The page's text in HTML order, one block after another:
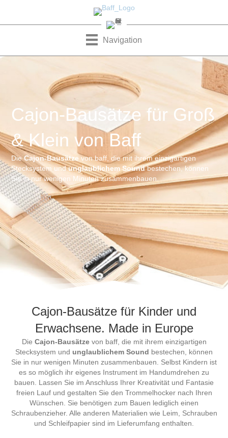
Navigation
Cajon-Bausätze für Groß
& Klein von Baff
DieCajon-Bausätze von baff, die mit ihrem einzigartigen
Stecksystem undunglaublichem Soundbestechen, können
Sie in nur wenigen Minuten zusammenbauen.
Cajon-Bausätze für Kinder und
Erwachsene. Made in Europe
Die Cajon-Bausätzevon baff, die mit ihrem einzigartigen
Stecksystem und unglaublichem Sound bestechen, können
Sie in nur wenigen Minuten zusammenbauen. Selbst Kindern ist
es so möglich ihr eigenes Instrument im Handumdrehen zu
bauen. Lassen Sie im Anschluss Ihrer Kreativität und Fantasie
freien Lauf und gestalten Sie den Trommelhocker nach Ihren
Wünschen. Sie benötigen zum Bauen lediglich einen
Schraubenzieher. Alle anderen Materialien wie Leim, Schrauben
und Schleifpapier sind im Lieferumfang enthalten.